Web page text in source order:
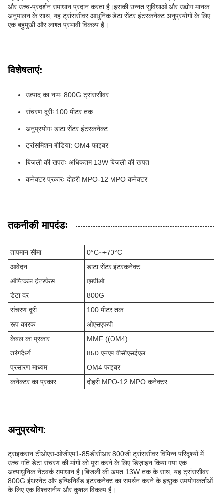
और उच्च-प्रदर्शन समाधान प्रदान करता है।इसकी उन्नत सुविधाओं और उद्योग मानक
अनुपालन के साथ, यह ट्रांससीवर आधुनिक डेटा सेंटर इंटरकनेक्ट अनुप्रयोगों के लिए
एक बहुमुखी और लागत प्रभावी विकल्प है।
विशेषताएं:
उत्पाद का नामः 800G ट्रांससीवर
संचरण दूरीः 100 मीटर तक
अनुप्रयोगः डाटा सेंटर इंटरकनेक्ट
ट्रांसमिशन मीडिया: OM4 फाइबर
बिजली की खपतः अधिकतम 13W बिजली की खपत
कनेक्टर प्रकारः दोहरी MPO-12 MPO कनेक्टर
तकनीकी मापदंडः
तापमान सीमा
0°C~+70°C
आवेदन
डाटा सेंटर इंटरकनेक्ट
ऑप्टिकल इंटरफेस
एमपीओ
डेटा दर
800G
संचरण दूरी
100 मीटर तक
रूप कारक
ओएसएफपी
केबल का प्रकार
MMF ((OM4)
तरंगदैर्ध्य
850 एनएम वीसीएसईएल
प्रसारण माध्यम
OM4 फाइबर
कनेक्टर का प्रकार
दोहरी MPO-12 MPO कनेक्टर
अनुप्रयोग:
ट्राइकसन टीओएस-ओजीएम1-85डीसीआर 800जी ट्रांससीवर विभिन्न परिदृश्यों में
उच्च गति डेटा संचरण की मांगों को पूरा करने के लिए डिज़ाइन किया गया एक
अत्याधुनिक नेटवर्क समाधान है।बिजली की खपत 13W तक के साथ, यह ट्रांससीवर
800G ईथरनेट और इन्फिनिबैंड इंटरकनेक्ट का समर्थन करने के इच्छुक उपयोगकर्ताओं
के लिए एक विश्वसनीय और कुशल विकल्प है।